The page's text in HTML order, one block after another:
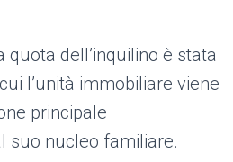
quota dell’inquilino è stata
l’unità immobiliare viene
principale
suo nucleo familiare.